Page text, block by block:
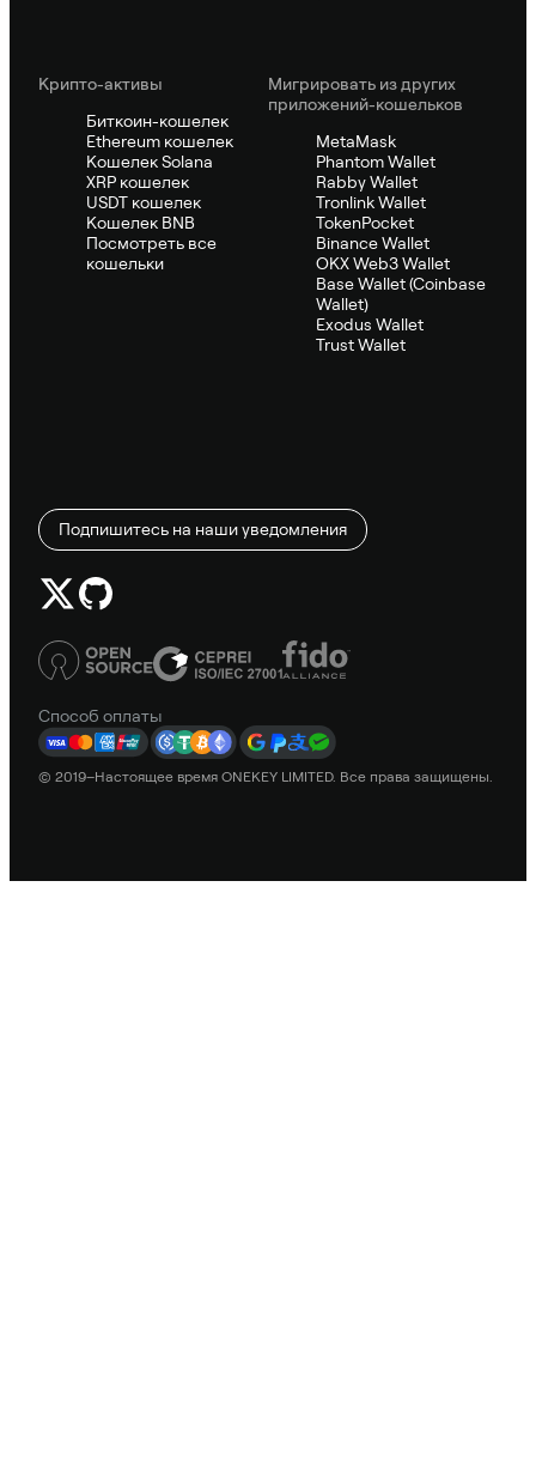
Крипто-активы
Биткоин-кошелек
Ethereum кошелек
Кошелек Solana
XRP кошелек
USDT кошелек
Кошелек BNB
Посмотреть все
кошельки
Мигрировать из других
приложений-кошельков
MetaMask
Phantom Wallet
Rabby Wallet
Tronlink Wallet
TokenPocket
Binance Wallet
OKX Web3 Wallet
Base Wallet (Coinbase
Wallet)
Exodus Wallet
Trust Wallet
Подпишитесь на наши уведомления
Способ оплаты
© 2019–Настоящее время ONEKEY LIMITED. Все права защищены.